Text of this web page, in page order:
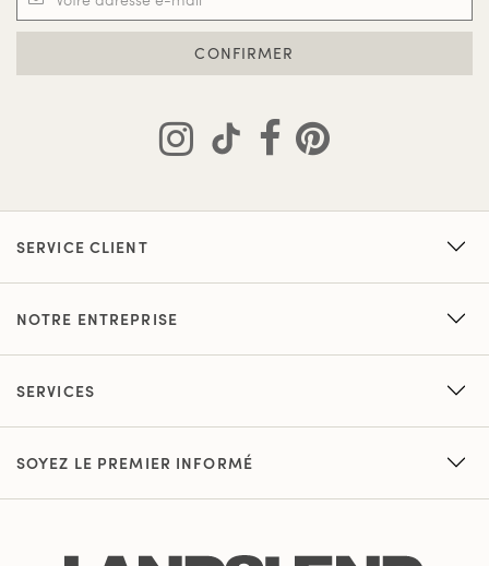
CONFIRMER
SERVICE CLIENT
NOTRE ENTREPRISE
SERVICES
SOYEZ LE PREMIER INFORMÉ